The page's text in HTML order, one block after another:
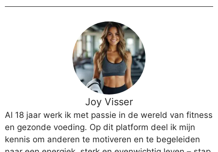
Joy Visser
Al 18 jaar werk ik met passie in de wereld van fitness
en gezonde voeding. Op dit platform deel ik mijn
kennis om anderen te motiveren en te begeleiden